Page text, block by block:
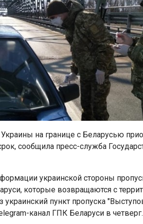
на границе с Беларусью
сообщила пресс-служба
украинской стороны
которые возвращаются с
украинский пункт пропуска
канал ГПК Беларуси в четверг.